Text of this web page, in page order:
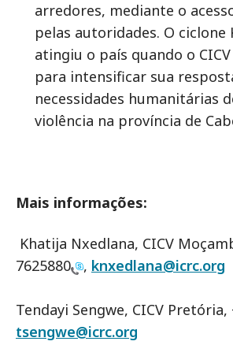
arredores, mediante o
pelas autoridades. O ciclone
atingiu o país quando o
para intensificar sua
necessidades humanitárias
violência na província de
Mais informações:
Khatija Nxedlana, CICV
7625880
, knxedlana@icrc.org
Tendayi Sengwe, CICV Pretória,
tsengwe@icrc.org